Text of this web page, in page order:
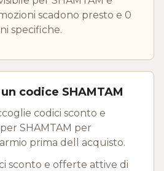
scadono presto e 0
specifiche.
codice SHAMTAM
codici sconto e
SHAMTAM per
prima dell acquisto.
sconto e offerte attive di